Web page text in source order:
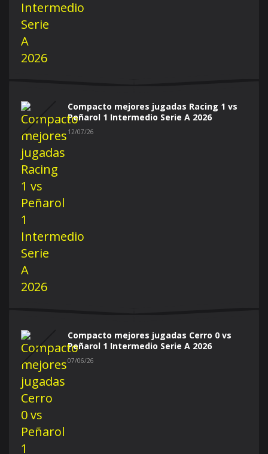
Compacto mejores jugadas Racing 1 vs
Peñarol 1 Intermedio Serie A 2026
12/07/26
Compacto mejores jugadas Cerro 0 vs
Peñarol 1 Intermedio Serie A 2026
07/06/26